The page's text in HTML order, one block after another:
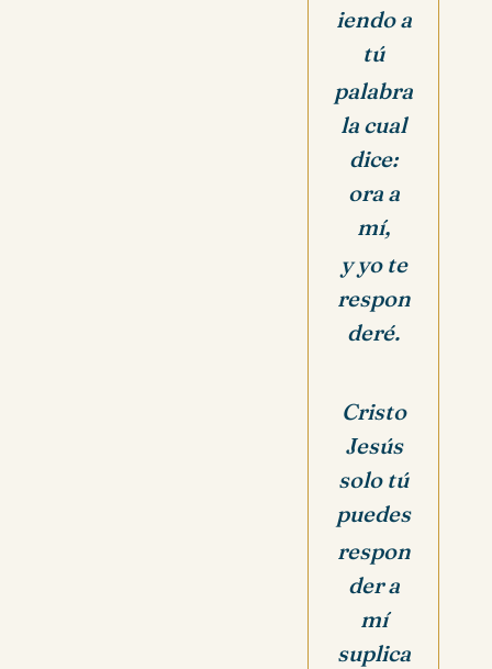
iendo a
tú
palabra
la cual
dice:
ora a
mí,
y yo te
respon
deré.
Cristo
Jesús
solo tú
puedes
respon
der a
mí
suplica